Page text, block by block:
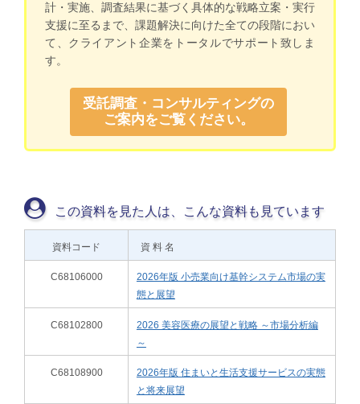
計・実施、調査結果に基づく具体的な戦略立案・実行
支援に至るまで、課題解決に向けた全ての段階におい
て、クライアント企業をトータルでサポート致しま
す。
受託調査・コンサルティングの
ご案内をご覧ください。
この資料を見た人は、こんな資料も見ています
資料コード 資 料 名
C68106000
2026年版 小売業向け基幹システム市場の実
態と展望
C68102800
2026 美容医療の展望と戦略 ～市場分析編
～
C68108900
2026年版 住まいと生活支援サービスの実態
と将来展望